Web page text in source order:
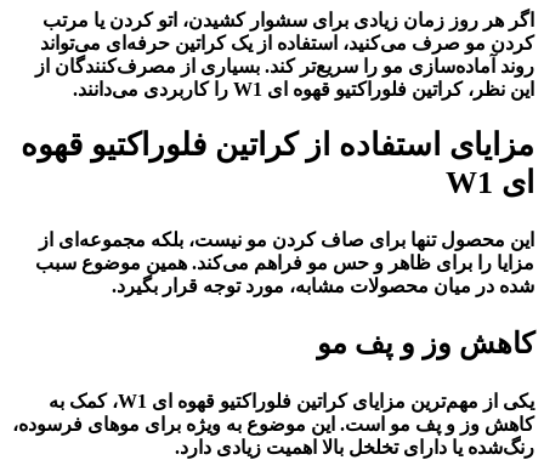
اگر هر روز زمان زیادی برای سشوار کشیدن، اتو کردن یا مرتب
کردن مو صرف می‌کنید، استفاده از یک کراتین حرفه‌ای می‌تواند
روند آماده‌سازی مو را سریع‌تر کند. بسیاری از مصرف‌کنندگان از
این نظر، کراتین فلوراکتیو قهوه ای W1 را کاربردی می‌دانند.
مزایای استفاده از کراتین فلوراکتیو قهوه
ای W1
این محصول تنها برای صاف کردن مو نیست، بلکه مجموعه‌ای از
مزایا را برای ظاهر و حس مو فراهم می‌کند. همین موضوع سبب
شده در میان محصولات مشابه، مورد توجه قرار بگیرد.
کاهش وز و پف مو
یکی از مهم‌ترین مزایای کراتین فلوراکتیو قهوه ای W1، کمک به
کاهش وز و پف مو است. این موضوع به ویژه برای موهای فرسوده،
رنگ‌شده یا دارای تخلخل بالا اهمیت زیادی دارد.